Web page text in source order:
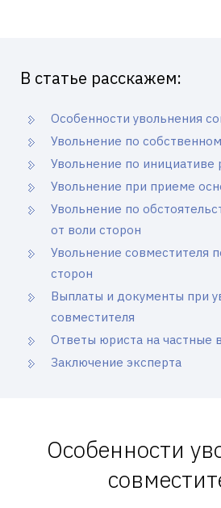
В статье расскажем:
Особенности увольнения
Увольнение по
Увольнение по инициативе
Увольнение при приеме
Увольнение по
от воли сторон
Увольнение совместителя
сторон
Выплаты и документы при
совместителя
Ответы юриста на частные
Заключение эксперта
Особенности